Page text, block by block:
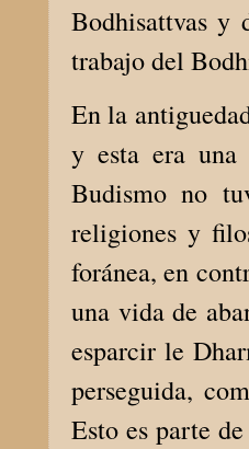
Bodhisattvas y
trabajo del
En la
y esta era
Budismo no
religiones y
foránea, en
una vida de
esparcir le
perseguida,
Esto es parte